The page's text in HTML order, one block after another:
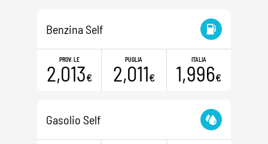
Benzina Self
PROV. LE
2,013€
PUGLIA
2,011€
ITALIA
1,996€
Gasolio Self